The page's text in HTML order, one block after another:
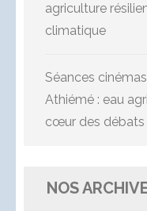
agriculture
climatique
Séances
Athiémé : eau
cœur des débats
NOS